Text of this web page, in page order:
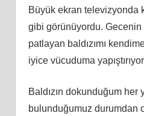
Büyük ekran televizyonda
gibi görünüyordu. Gecenin
patlayan baldızımı
iyice vücuduma
Baldızın dokunduğum her
bulunduğumuz durumdan